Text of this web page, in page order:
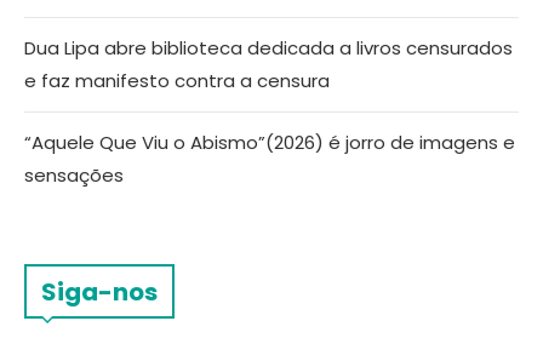
Dua Lipa abre biblioteca dedicada a livros censurados
e faz manifesto contra a censura
“Aquele Que Viu o Abismo”(2026) é jorro de imagens e
sensações
Siga-nos